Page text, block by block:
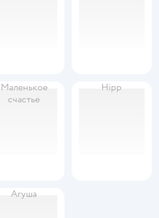
Маленькое
счастье
Hipp
Агуша